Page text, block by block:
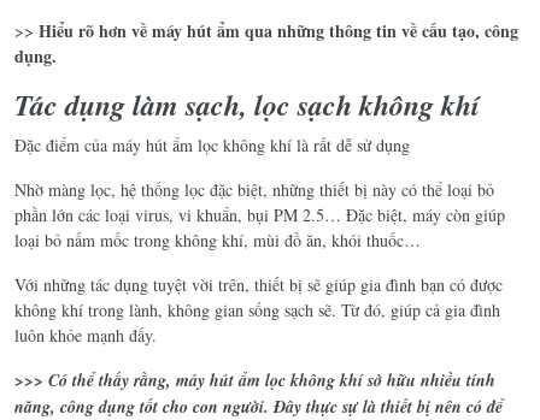
>> Hiểu rõ hơn về máy hút ẩm qua những thông tin về cấu tạo, công
dụng.
Tác dụng làm sạch, lọc sạch không khí
Đặc điểm của máy hút ẩm lọc không khí là rất dễ sử dụng
Nhờ màng lọc, hệ thống lọc đặc biệt, những thiết bị này có thể loại bỏ
phần lớn các loại virus, vi khuẩn, bụi PM 2.5… Đặc biệt, máy còn giúp
loại bỏ nấm mốc trong không khí, mùi đồ ăn, khói thuốc…
Với những tác dụng tuyệt vời trên, thiết bị sẽ giúp gia đình bạn có được
không khí trong lành, không gian sống sạch sẽ. Từ đó, giúp cả gia đình
luôn khỏe mạnh đấy.
>>> Có thể thấy rằng, máy hút ẩm lọc không khí sở hữu nhiều tính
năng, công dụng tốt cho con người. Đây thực sự là thiết bị nên có để